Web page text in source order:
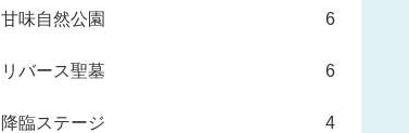
甘味自然公園 6
リバース聖墓 6
降臨ステージ 4